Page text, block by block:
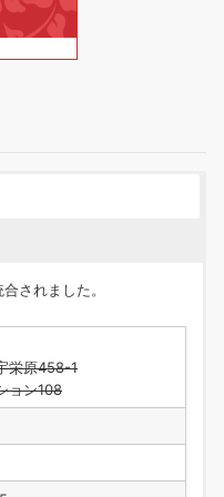
合されました。
栄原458-1
ョン108